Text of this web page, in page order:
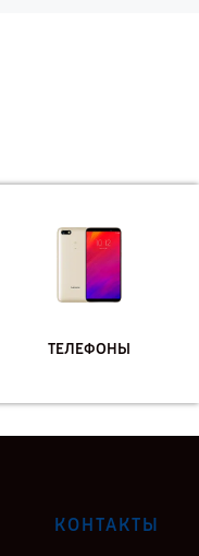
ТЕЛЕФОНЫ
КОНТАКТЫ